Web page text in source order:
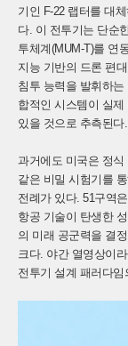
기인 F-22 랩터를 대
다. 이 전투기는 단순
투체계(MUM-T)를 연
지능 기반의 드론 편
침투 능력을 발휘하
합적인 시스템이 실
있을 것으로 추측된다.
과거에도 미국은 정식
같은 비밀 시험기를
전례가 있다. 51구역
항공 기술이 탄생한
의 미래 공군력을 결
크다. 야간 열영상이
전투기 설계 패러다